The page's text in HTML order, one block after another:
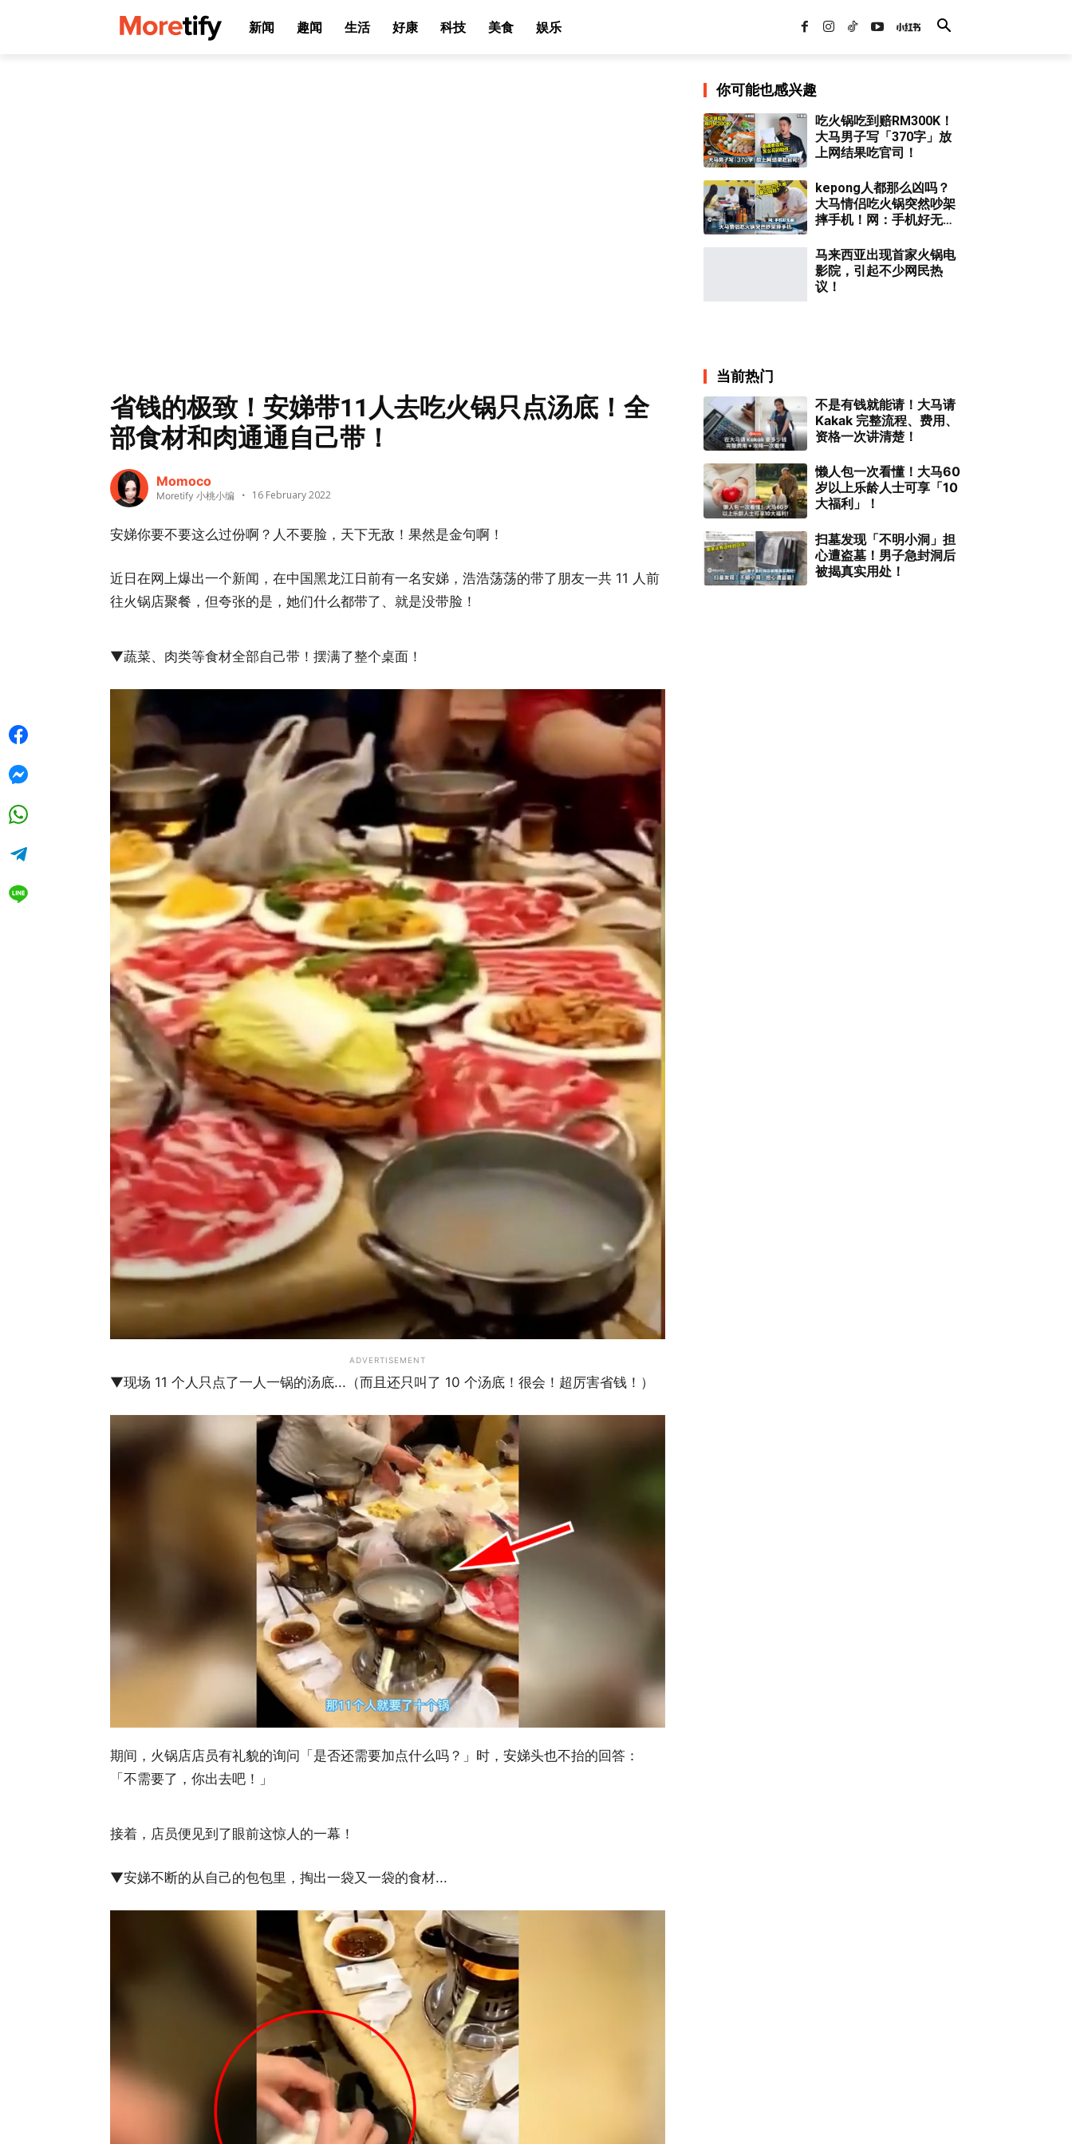
新闻 趣闻 生活 好康 科技 美食 娱乐
省钱的极致！安娣带11人去吃火锅只点汤底！全
部食材和肉通通自己带！
Momoco
Moretify 小桃小编 16 February 2022
安娣你要不要这么过份啊？人不要脸，天下无敌！果然是金句啊！
近日在网上爆出一个新闻，在中国黑龙江日前有一名安娣，浩浩荡荡的带了朋友一共 11 人前
往火锅店聚餐，但夸张的是，她们什么都带了、就是没带脸！
▼蔬菜、肉类等食材全部自己带！摆满了整个桌面！
ADVERTISEMENT
▼现场 11 个人只点了一人一锅的汤底...（而且还只叫了 10 个汤底！很会！超厉害省钱！）
期间，火锅店店员有礼貌的询问「是否还需要加点什么吗？」时，安娣头也不抬的回答：
「不需要了，你出去吧！」
接着，店员便见到了眼前这惊人的一幕！
▼安娣不断的从自己的包包里，掏出一袋又一袋的食材...
你可能也感兴趣
吃火锅吃到赔RM300K！
大马男子写「370字」放
上网结果吃官司！
kepong人都那么凶吗？
大马情侣吃火锅突然吵架
摔手机！网：手机好无
马来西亚出现首家火锅电
影院，引起不少网民热
议！
当前热门
不是有钱就能请！大马请
Kakak 完整流程、费用、
资格一次讲清楚！
懒人包一次看懂！大马60
岁以上乐龄人士可享「10
大福利」！
扫墓发现「不明小洞」担
心遭盗墓！男子急封洞后
被揭真实用处！